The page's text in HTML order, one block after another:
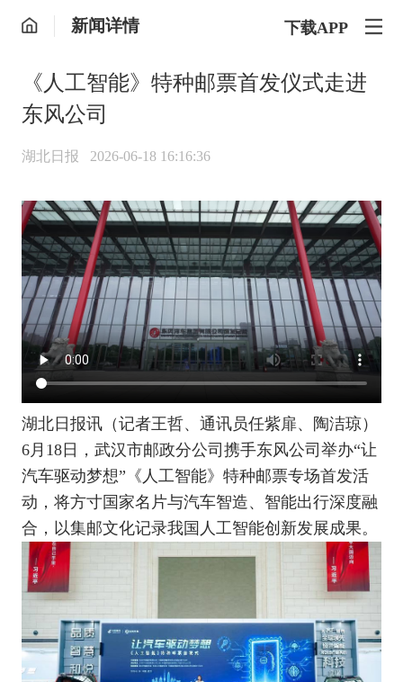
新闻详情 下载APP
《人工智能》特种邮票首发仪式走进
东风公司
湖北日报 2026-06-18 16:16:36
湖北日报讯（记者王哲、通讯员任紫扉、陶洁琼）
6月18日，武汉市邮政分公司携手东风公司举办“让
汽车驱动梦想”《人工智能》特种邮票专场首发活
动，将方寸国家名片与汽车智造、智能出行深度融
合，以集邮文化记录我国人工智能创新发展成果。